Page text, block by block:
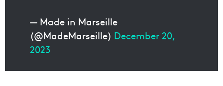
— Made in Marseille
(@MadeMarseille) December 20,
2023